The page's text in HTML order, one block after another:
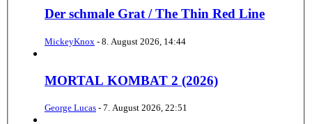
Der schmale Grat / The Thin Red Line
MickeyKnox - 8. August 2026, 14:44
MORTAL KOMBAT 2 (2026)
George Lucas - 7. August 2026, 22:51